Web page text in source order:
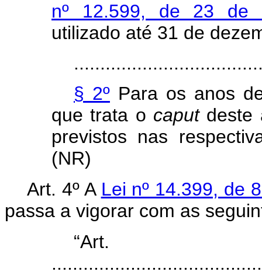
nº 12.599, de 23 de
utilizado até 31 de
§ 2º Para os anos
que trata o caputdeste
previstos nas
(NR)
Art. 4º A Lei nº 14.399, de
passa a vigorar com as